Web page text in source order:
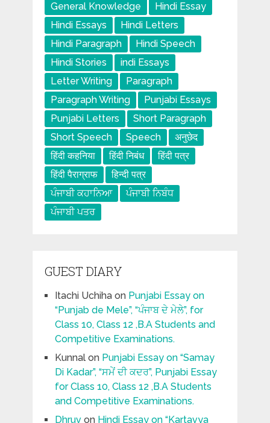
General Knowledge
Hindi Essay
Hindi Essays
Hindi Letters
Hindi Paragraph
Hindi Speech
Hindi Stories
indi Essays
Letter Writing
Paragraph
Paragraph Writing
Punjabi Essays
Punjabi Letters
Short Paragraph
Short Speech
Speech
अनुछेद
हिंदी कहनिया
हिंदी निबंध
हिंदी पत्र
हिंदी पैराग्राफ
हिन्दी पत्र
ਪੰਜਾਬੀ ਕਹਾਨਿਆ
ਪੰਜਾਬੀ ਨਿਬੰਧ
ਪੰਜਾਬੀ ਪਤਰ
GUEST DIARY
Itachi Uchihaon Punjabi Essay on
“Punjab de Mele”, “ਪੰਜਾਬ ਦੇ ਮੇਲੇ”, for
Class 10, Class 12 ,B.A Students and
Competitive Examinations.
Kunnalon Punjabi Essay on “Samay
Di Kadar”, “ਸਮੇਂ ਦੀ ਕਦਰ”, Punjabi Essay
for Class 10, Class 12 ,B.A Students
and Competitive Examinations.
Dhruvon Hindi Essay on “Kartavya